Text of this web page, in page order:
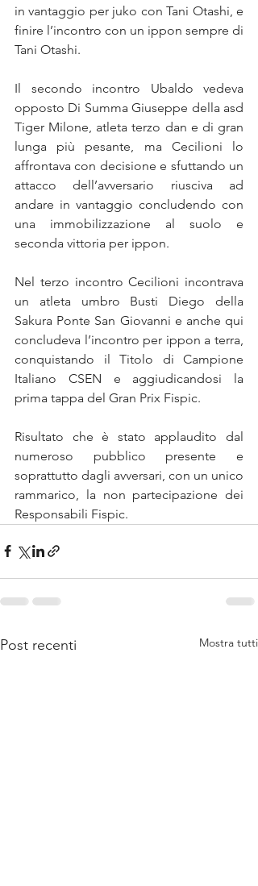
in vantaggio per juko con Tani Otashi, e
finire l’incontro con un ippon sempre di
Tani Otashi.
Il secondo incontro Ubaldo vedeva
opposto Di Summa Giuseppe della asd
Tiger Milone, atleta terzo dan e di gran
lunga più pesante, ma Cecilioni lo
affrontava con decisione e sfuttando un
attacco dell’avversario riusciva ad
andare in vantaggio concludendo con
una immobilizzazione al suolo e
seconda vittoria per ippon.
Nel terzo incontro Cecilioni incontrava
un atleta umbro Busti Diego della
Sakura Ponte San Giovanni e anche qui
concludeva l’incontro per ippon a terra,
conquistando il Titolo di Campione
Italiano CSEN e aggiudicandosi la
prima tappa del Gran Prix Fispic.
Risultato che è stato applaudito dal
numeroso pubblico presente e
soprattutto dagli avversari, con un unico
rammarico, la non partecipazione dei
Responsabili Fispic.
Post recenti Mostra tutti